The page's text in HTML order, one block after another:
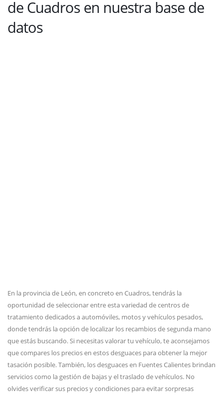
de Cuadros en nuestra base de
datos
En la provincia de León, en concreto en Cuadros, tendrás la
oportunidad de seleccionar entre esta variedad de centros de
tratamiento dedicados a automóviles, motos y vehículos pesados,
donde tendrás la opción de localizar los recambios de segunda mano
que estás buscando. Si necesitas valorar tu vehículo, te aconsejamos
que compares los precios en estos desguaces para obtener la mejor
tasación posible. También, los desguaces en Fuentes Calientes brindan
servicios como la gestión de bajas y el traslado de vehículos. No
olvides verificar sus precios y condiciones para evitar sorpresas